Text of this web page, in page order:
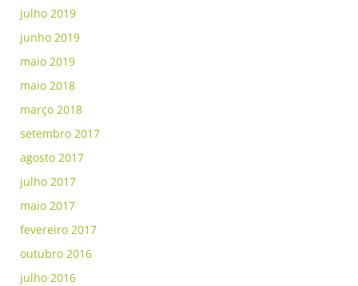
julho 2019
junho 2019
maio 2019
maio 2018
março 2018
setembro 2017
agosto 2017
julho 2017
maio 2017
fevereiro 2017
outubro 2016
julho 2016